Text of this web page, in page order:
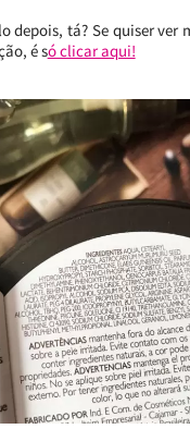
depois, tá? Se quiser ver
é só clicar aqui!